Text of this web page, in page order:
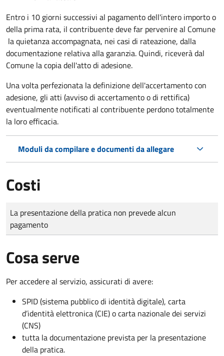
Entro i 10 giorni successivi al pagamento dell'intero importo o
della prima rata, il contribuente deve far pervenire al Comune
la quietanza accompagnata, nei casi di rateazione, dalla
documentazione relativa alla garanzia. Quindi, riceverà dal
Comune la copia dell'atto di adesione.
Una volta perfezionata la definizione dell'accertamento con
adesione, gli atti (avviso di accertamento o di rettifica)
eventualmente notificati al contribuente perdono totalmente
la loro efficacia.
Moduli da compilare e documenti da allegare
Costi
Tipo di pagamento
Importo
La presentazione della pratica non prevede alcun
pagamento
Cosa serve
Per accedere al servizio, assicurati di avere:
SPID (sistema pubblico di identità digitale), carta
d’identità elettronica (CIE) o carta nazionale dei servizi
(CNS)
tutta la documentazione prevista per la presentazione
della pratica.